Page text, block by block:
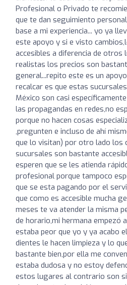
Profesional o Privado te
que te dan seguimiento
base a mi experiencia... yo ya
este apoyo y si e visto
accesibles a diferencia de otros
realistas los precios son
general...repito este es un
recalcar es que estas
México son casi
las propagandas en redes,no
porque no hacen cosas
,pregunten e incluso de ahí
que lo visitan) por otro lado los
sucursales son bastante
esperen que se les atienda
profesional porque tampoco
que se esta pagando por el
que como es accesible mucha
meses te va atender la misma
de horario,mi hermana empezó
estaba peor que yo y ya acabo
dientes le hacen limpieza y lo
bastante bien,por ella me
estaba dudosa y no estoy
estos lugares al contrario son